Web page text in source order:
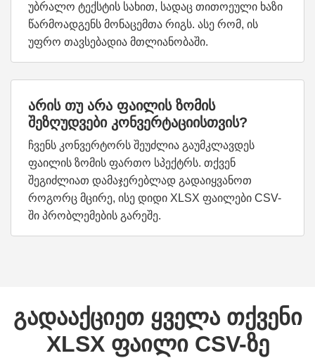
უბრალო ტექსტის სახით, სადაც თითოეული ხაზი
წარმოადგენს მონაცემთა რიგს. ასე რომ, ის
უფრო თავსებადია მთლიანობაში.
არის თუ არა ფაილის ზომის
შეზღუდვები კონვერტაციისთვის?
ჩვენს კონვერტორს შეუძლია გაუმკლავდეს
ფაილის ზომის ფართო სპექტრს. თქვენ
შეგიძლიათ დამაჯერებლად გადაიყვანოთ
როგორც მცირე, ისე დიდი XLSX ფაილები CSV-
ში პრობლემების გარეშე.
გადააქციეთ ყველა თქვენი
XLSX ფაილი CSV-ზე